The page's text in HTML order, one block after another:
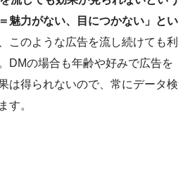
魅力がない、目につかない」とい
このような広告を流し続けても利
DMの場合も年齢や好みで広告を
は得られないので、常にデータ検
す。